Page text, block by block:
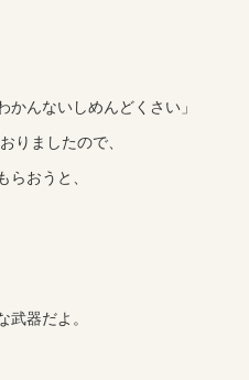
かんないしめんどくさい」
りましたので、
おうと、
器だよ。